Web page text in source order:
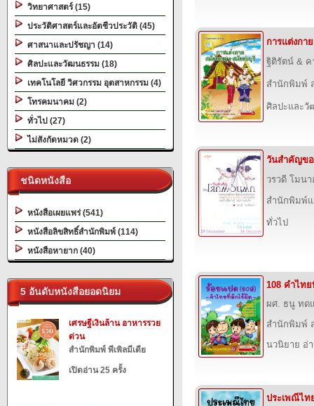
วิทยาศาสตร์ (15)
ประวัติศาสตร์และอัตชีวประวัติ (45)
ศาสนาและปรัชญา (14)
ศิลปะและวัฒนธรรม (18)
เทคโนโลยี วิศวกรรม อุตสาหกรรม (4)
โทรคมนาคม (2)
ทั่วไป (27)
ไม่สังกัดหมวด (2)
ชนิดหนังสือ
หนังสือเผยแพร่ (541)
หนังสือลิขสิทธิ์สำนักพิมพ์ (114)
หนังสือหายาก (40)
5 อันดับหนังสือยอดนิยม
เศรษฐีเงินล้าน อาหารรวย
ด่วน
สำนักพิมพ์ พีเพิลมีเดีย
เปิดอ่าน 25 ครั้ง
การแต่งกา
ฐิติรัตน์ &
สำนักพิมพ์
ศิลปะและวั
วันสำคัญขอ
วรวดี โมน
สำนักพิมพ์
ทั่วไป
108 คำไท
ผศ. ธนู ท
สำนักพิมพ์
นวนิยาย อ่
ประเพณีไท